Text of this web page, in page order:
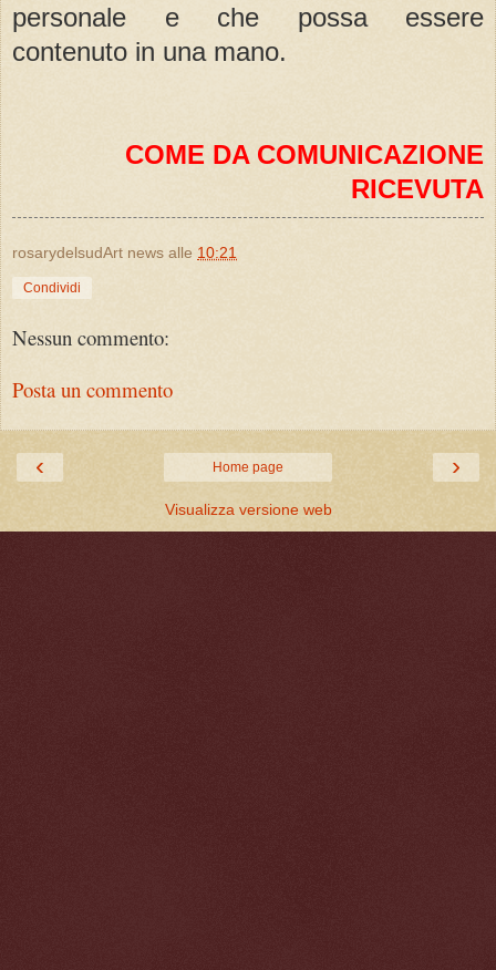
personale e che possa essere
contenuto in una mano.
COME DA COMUNICAZIONE
RICEVUTA
rosarydelsudArt news alle 10:21
Condividi
Nessun commento:
Posta un commento
‹ ›
Home page
Visualizza versione web